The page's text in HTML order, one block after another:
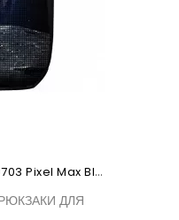
Рюкзак MARK RYDEN SB9703 Pixel Max Black
ДЛЯ